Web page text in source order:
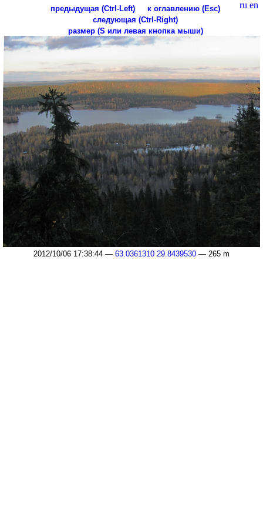
ru en
предыдущая (Ctrl-Left)
к оглавлению (Esc)
следующая (Ctrl-Right)
размер (S или левая кнопка мыши)
2012/10/06 17:38:44 — 63.0361310 29.8439530 — 265 m